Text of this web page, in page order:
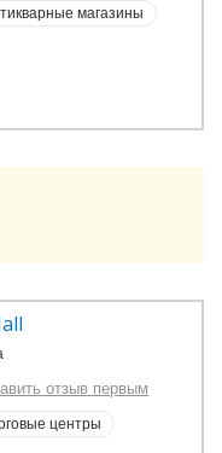
магазины
отзыв первым
центры